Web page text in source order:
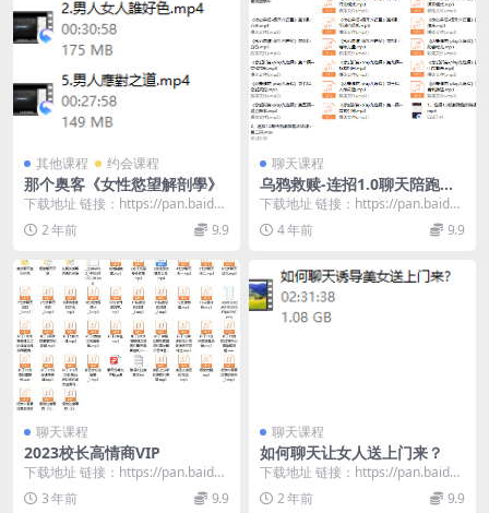
其他课程 约会课程
那个奥客《女性慾望解剖學》
下载地址 链接：https://pan.baidu.
com/s/1zqZI59s...
2 年前 9.9
聊天课程
乌鸦救赎-连招1.0聊天陪跑训
练课第一期
下载地址 链接：https://pan.baidu.
com/s/1SHn1tFq...
4 年前 9.9
聊天课程
2023校长高情商VIP
下载地址 链接：https://pan.baidu.
com/s/1-RH7fVx...
3 年前 9.9
聊天课程
如何聊天让女人送上门来？
下载地址 链接：https://pan.baidu.
com/s/1pvRYJOU...
2 年前 9.9